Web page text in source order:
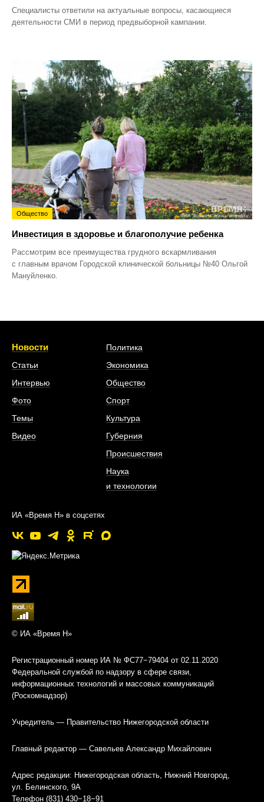
Специалисты ответили на актуальные вопросы, касающиеся
деятельности СМИ в период предвыборной кампании.
Общество
Инвестиция в здоровье и благополучие ребенка
Рассмотрим все преимущества грудного вскармливания
с главным врачом Городской клинической больницы №40 Ольгой
Мануйленко.
Новости
Статьи
Интервью
Фото
Темы
Видео
Политика
Экономика
Общество
Спорт
Культура
Губерния
Происшествия
Наука
и технологии
ИА «Время Н» в соцсетях
© ИА «Время Н»
Регистрационный номер ИА № ФС77−79404 от 02.11.2020
Федеральной службой по надзору в сфере связи,
информационных технологий и массовых коммуникаций
(Роскомнадзор)
Учредитель — Правительство Нижегородской области
Главный редактор — Савельев Александр Михайлович
Адрес редакции: Нижегородская область, Нижний Новгород,
ул. Белинского, 9А
Телефон (831) 430−18−91